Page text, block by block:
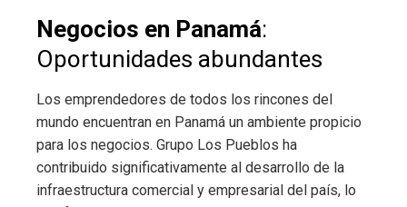
Negocios en Panamá:
Oportunidades abundantes
Los emprendedores de todos los rincones del
mundo encuentran en Panamá un ambiente propicio
para los negocios. Grupo Los Pueblos ha
contribuido significativamente al desarrollo de la
infraestructura comercial y empresarial del país, lo